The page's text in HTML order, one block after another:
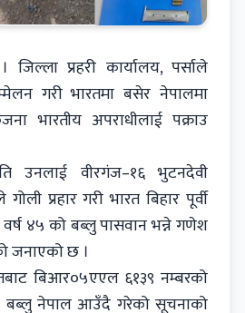
प्रहरी कार्यालय, पर्साले
गरी भारतमा बसेर नेपालमा
भारतीय अपराधीलाई पक्राउ
उनलाई वीरगंज–१६ भुटनदेवी
प्रहार गरी भारत बिहार पूर्वी
४५ को बब्लु पासवान भन्ने गणेश
जनाएको छ ।
बिआर०५एएल ६१३९ नम्बरको
बब्लु नेपाल आउँदै गरेको सूचनाको